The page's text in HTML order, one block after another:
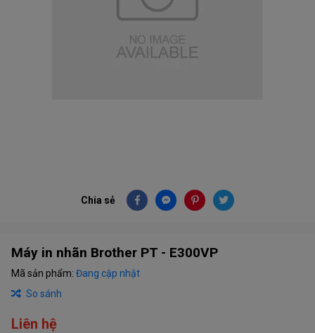
Chia sẻ
Máy in nhãn Brother PT - E300VP
Mã sản phẩm: Đang cập nhật
So sánh
Liên hệ